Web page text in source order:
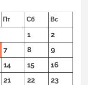
Пт Сб Вс
1
2
7 8
9
14 15
16
21 22
23